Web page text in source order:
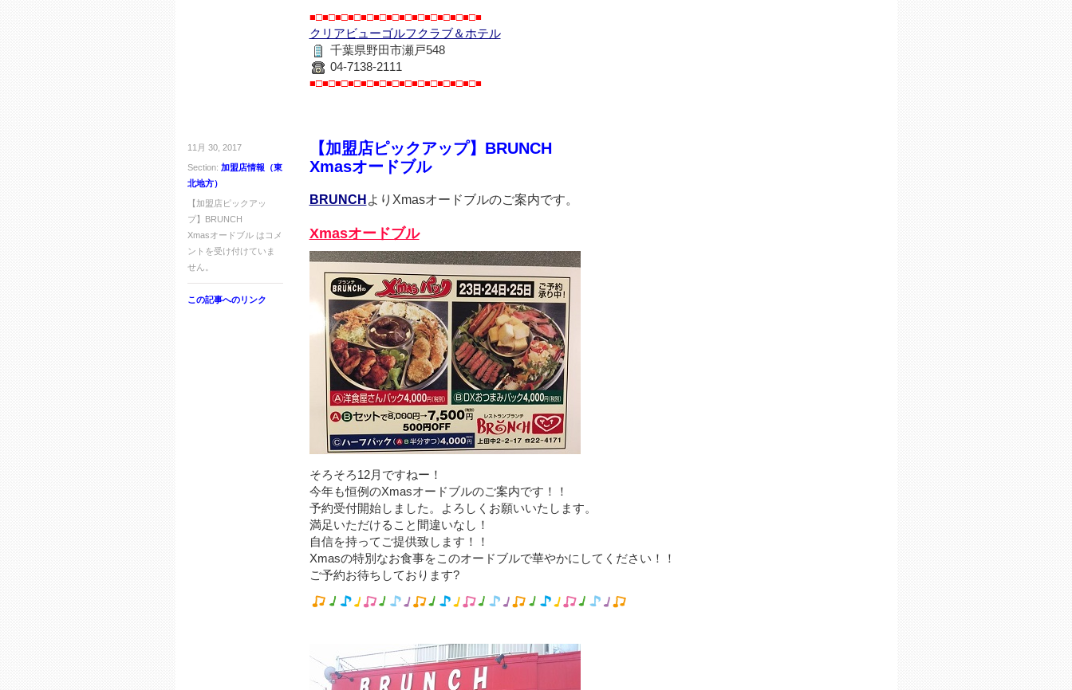
■□■□■□■□■□■□■□■□■□■□■□■□■□■
クリアビューゴルフクラブ＆ホテル
千葉県野田市瀬戸548
04-7138-2111
■□■□■□■□■□■□■□■□■□■□■□■□■□■
11月 30, 2017
Section: 加盟店情報（東
北地方）
【加盟店ピックアッ
プ】BRUNCH
Xmasオードブル は コメ
ントを受け付けていま
せん。
この記事へのリンク
【加盟店ピックアップ】BRUNCH
Xmasオードブル
BRUNCH よりXmasオードブルのご案内です。
Xmasオードブル
そろそろ12月ですねー！
今年も恒例のXmasオードブルのご案内です！！
予約受付開始しました。よろしくお願いいたします。
満足いただけること間違いなし！
自信を持ってご提供致します！！
Xmasの特別なお食事をこのオードブルで華やかにしてください！！
ご予約お待ちしております?